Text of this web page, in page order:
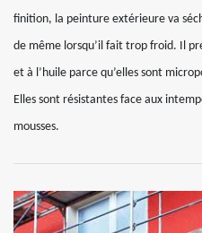
finition, la peinture extérieure va
de même lorsqu’il fait trop froid. Il
et à l’huile parce qu’elles sont
Elles sont résistantes face aux
mousses.